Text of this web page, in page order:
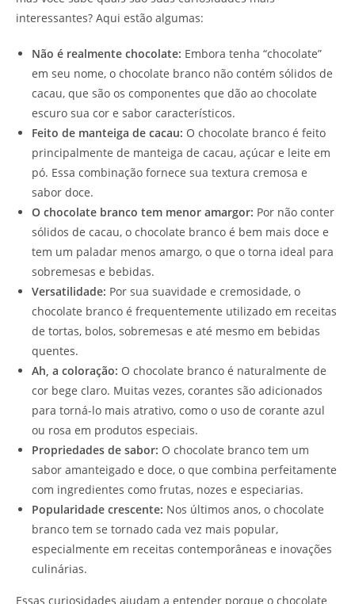
interessantes? Aqui estão algumas:
Não é realmente chocolate: Embora tenha “chocolate”
em seu nome, o chocolate branco não contém sólidos de
cacau, que são os componentes que dão ao chocolate
escuro sua cor e sabor característicos.
Feito de manteiga de cacau: O chocolate branco é feito
principalmente de manteiga de cacau, açúcar e leite em
pó. Essa combinação fornece sua textura cremosa e
sabor doce.
O chocolate branco tem menor amargor: Por não conter
sólidos de cacau, o chocolate branco é bem mais doce e
tem um paladar menos amargo, o que o torna ideal para
sobremesas e bebidas.
Versatilidade: Por sua suavidade e cremosidade, o
chocolate branco é frequentemente utilizado em receitas
de tortas, bolos, sobremesas e até mesmo em bebidas
quentes.
Ah, a coloração: O chocolate branco é naturalmente de
cor bege claro. Muitas vezes, corantes são adicionados
para torná-lo mais atrativo, como o uso de corante azul
ou rosa em produtos especiais.
Propriedades de sabor: O chocolate branco tem um
sabor amanteigado e doce, o que combina perfeitamente
com ingredientes como frutas, nozes e especiarias.
Popularidade crescente: Nos últimos anos, o chocolate
branco tem se tornado cada vez mais popular,
especialmente em receitas contemporâneas e inovações
culinárias.
Essas curiosidades ajudam a entender porque o chocolate